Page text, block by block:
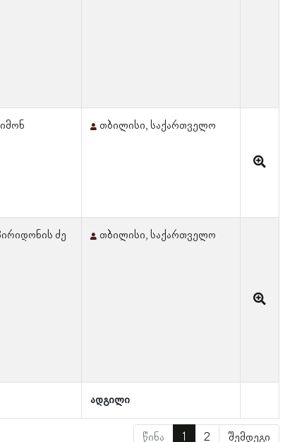
ადგილი
თბილისი, საქართველო
ძე
თბილისი, საქართველო
წინა 1 2 შემდეგი